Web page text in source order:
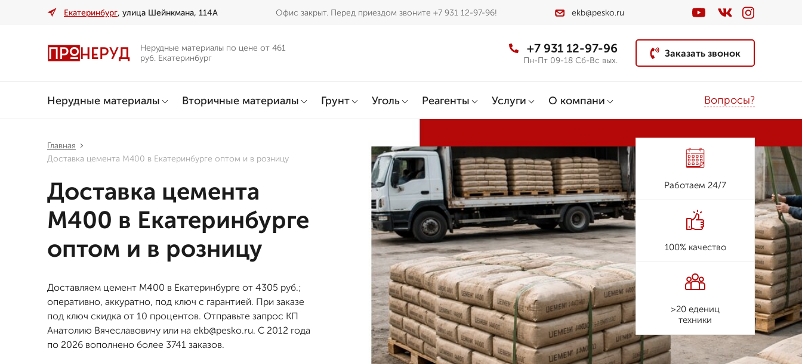
Екатеринбург, улица Шейнкмана, 114А Офис закрыт. Перед приездом звоните +7 931 12-97-96! ekb@pesko.ru
Нерудные материалы по цене от 461
руб. Екатеринбург
+7 931 12-97-96
Пн-Пт 09-18 Сб-Вс вых.
Заказать звонок
Нерудные материалы Вторичные материалы Грунт Уголь Реагенты Услуги О компани Вопросы?
Главная
Доставка цемента М400 в Екатеринбурге оптом и в розницу
Доставка цемента
М400 в Екатеринбурге
оптом и в розницу
Доставляем цемент М400 в Екатеринбурге от 4305 руб.;
оперативно, аккуратно, под ключ с гарантией. При заказе
под ключ скидка от 10 процентов. Отправьте запрос КП
Анатолию Вячеславовичу или на ekb@pesko.ru. С 2012 года
по 2026 вополнено более 3741 заказов.
Работаем 24/7
100% качество
>20 едениц
техники